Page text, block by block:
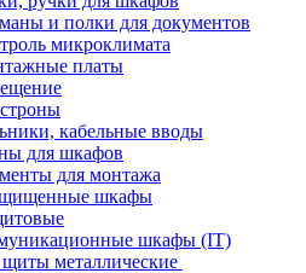
и полки для документов
микроклимата
платы
кабельные вводы
для шкафов
для монтажа
шкафы
шкафы (IT)
металлические